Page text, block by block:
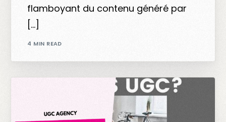
flamboyant du contenu généré par
[…]
4 MIN READ